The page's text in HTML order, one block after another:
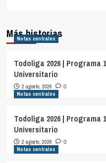
Más historias
Notas centrales
Todoliga 2026 | Programa
Universitario
2 agosto, 2026 0
Notas centrales
Todoliga 2026 | Programa
Universitario
2 agosto, 2026 0
Notas centrales